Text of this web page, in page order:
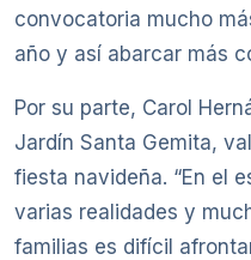
convocatoria mucho
año y así abarcar más
Por su parte, Carol
Jardín Santa Gemita,
fiesta navideña. “En el
varias realidades y
familias es difícil